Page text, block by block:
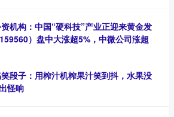
机构：中国“硬科技”产业正迎来黄金发
）盘中大涨超5%，中微公司涨超
段子：用榨汁机榨果汁笑到抖，水果没
怪响